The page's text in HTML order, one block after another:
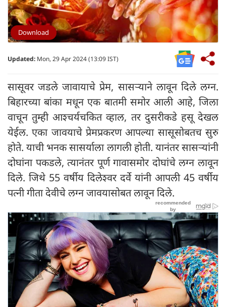
Download
Updated: Mon, 29 Apr 2024 (13:09 IST)
सासूवर जडले जावायाचे प्रेम, सासऱ्याने लावून दिले लग्न.
बिहारच्या बांका मधून एक बातमी समोर आली आहे, जिला
वाचून तुम्ही आश्चर्यचकित व्हाल, तर दुसरीकडे हसू देखल
येईल. एका जावयाचे प्रेमप्रकरण आपल्या सासूसोबतच सुरु
होते. याची भनक सासर्याला लागली होती. यानंतर सासऱ्यांनी
दोघांना पकडले, त्यानंतर पूर्ण गावासमोर दोघांचे लग्न लावून
दिले. जिथे 55 वर्षीय दिलेश्वर दर्वे यांनी आपली 45 वर्षीय
पत्नी गीता देवीचे लग्न जावयासोबत लावून दिले.